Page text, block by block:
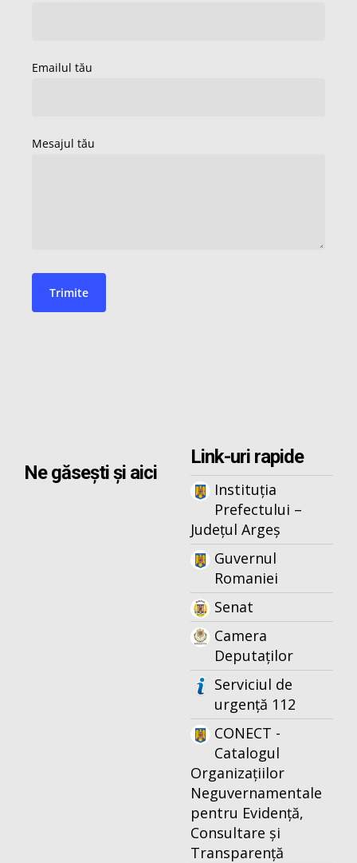
Ne găsești și aici
Link-uri rapide
Instituția
Prefectului –
Județul Argeș
Guvernul
Romaniei
Senat
Camera
Deputaților
Serviciul de
urgență 112
CONECT -
Catalogul
Organizațiilor
Neguvernamentale
pentru Evidență,
Consultare și
Transparență